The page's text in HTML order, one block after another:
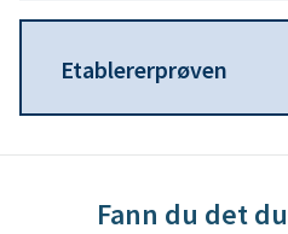
u
n
e
Etablererprøven
Fann du det